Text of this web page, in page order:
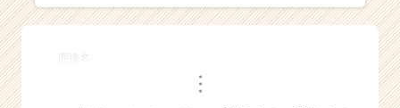
ー・
成
面接名
・・・